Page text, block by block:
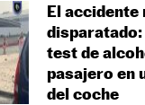
El accidente
test de
pasajero en
del coche